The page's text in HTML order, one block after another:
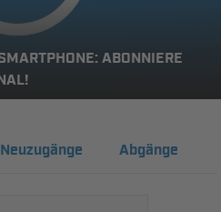
ABONNIERE
Neuzugänge Abgänge